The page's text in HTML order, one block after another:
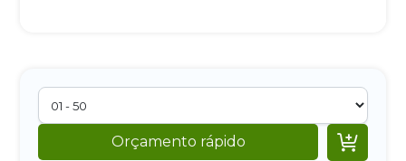
Orçamento rápido 